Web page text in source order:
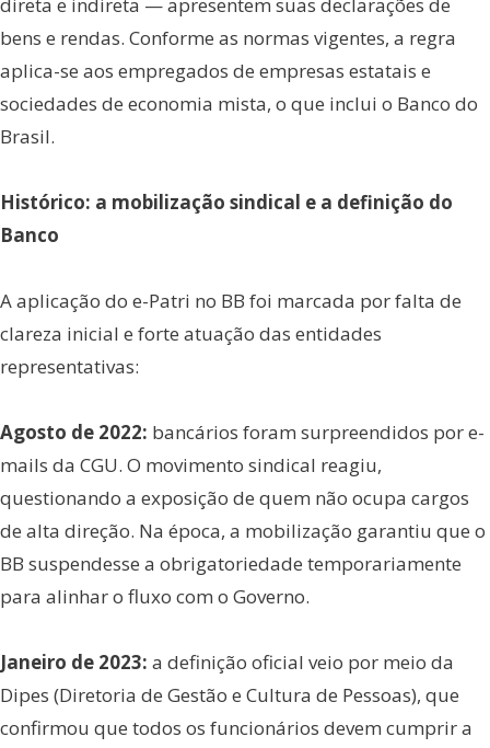
bens e rendas. Conforme as normas vigentes, a regra
aplica-se aos empregados de empresas estatais e
sociedades de economia mista, o que inclui o Banco do
Brasil.
Histórico: a mobilização sindical e a definição do
Banco
A aplicação do e-Patri no BB foi marcada por falta de
clareza inicial e forte atuação das entidades
representativas:
Agosto de 2022: bancários foram surpreendidos por e-
mails da CGU. O movimento sindical reagiu,
questionando a exposição de quem não ocupa cargos
de alta direção. Na época, a mobilização garantiu que o
BB suspendesse a obrigatoriedade temporariamente
para alinhar o fluxo com o Governo.
Janeiro de 2023: a definição oficial veio por meio da
Dipes (Diretoria de Gestão e Cultura de Pessoas), que
confirmou que todos os funcionários devem cumprir a